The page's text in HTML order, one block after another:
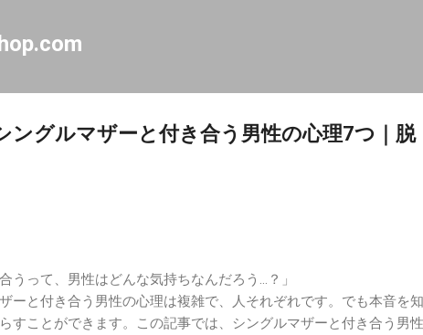
ングルマザーと付き合う男性の心理7つ｜
うって、男性はどんな気持ちなんだろう…？」
ーと付き合う男性の心理は複雑で、人それぞれです。でも本音を
すことができます。この記事では、シングルマザーと付き合う男